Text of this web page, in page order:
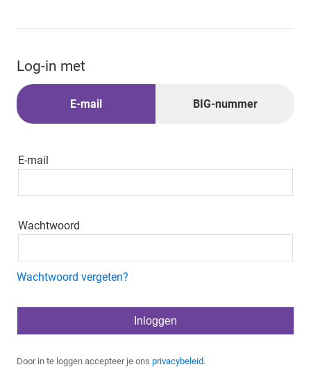
Log-in met
E-mail
E-mail
Wachtwoord
Wachtwoord vergeten?
Door in te loggen accepteer je ons privacybeleid.
BIG-nummer